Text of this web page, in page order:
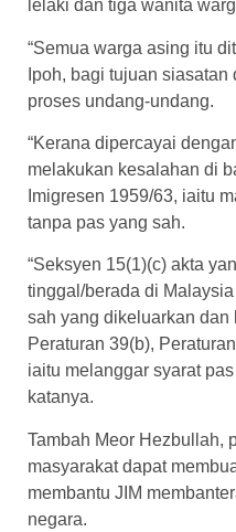
lelaki dan tiga wanita
“Semua warga asing itu
Ipoh, bagi tujuan
proses undang-undang.
“Kerana dipercayai
melakukan kesalahan di
Imigresen 1959/63, iaitu
tanpa pas yang sah.
“Seksyen 15(1)(c) akta
tinggal/berada di
sah yang dikeluarkan dan
Peraturan 39(b),
iaitu melanggar syarat
katanya.
Tambah Meor Hezbullah,
masyarakat dapat
membantu JIM
negara.